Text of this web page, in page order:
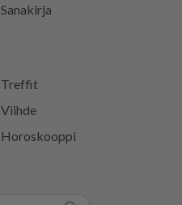
Treffit
Viihde
Horoskooppi
Sanakirja